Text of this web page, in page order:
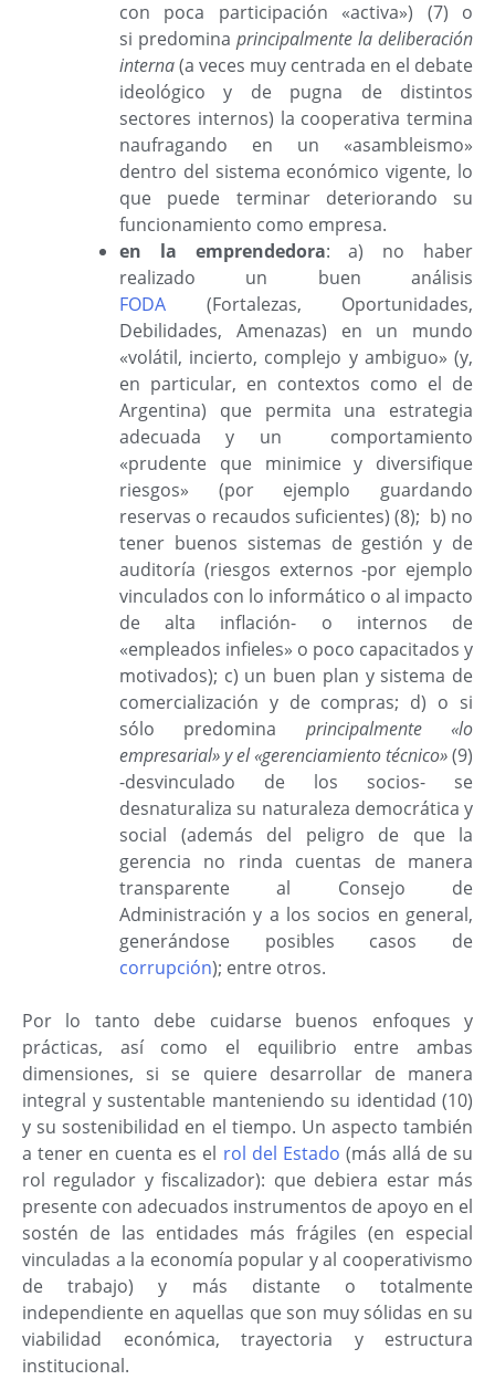
con poca participación «activa») (7) o
si predomina principalmente la deliberación
interna(a veces muy centrada en el debate
ideológico y de pugna de distintos
sectores internos) la cooperativa termina
naufragando en un «asambleismo»
dentro del sistema económico vigente, lo
que puede terminar deteriorando su
funcionamiento como empresa.
en la emprendedora: a) no haber
realizado un buen análisis
FODA (Fortalezas, Oportunidades,
Debilidades, Amenazas) en un mundo
«volátil, incierto, complejo y ambiguo» (y,
en particular, en contextos como el de
Argentina) que permita una estrategia
adecuada y un comportamiento
«prudente que minimice y diversifique
riesgos» (por ejemplo guardando
reservas o recaudos suficientes) (8); b) no
tener buenos sistemas de gestión y de
auditoría (riesgos externos -por ejemplo
vinculados con lo informático o al impacto
de alta inflación- o internos de
«empleados infieles» o poco capacitados y
motivados); c) un buen plan y sistema de
comercialización y de compras; d) o si
sólo predomina principalmente
«lo
empresarial» y el «gerenciamiento técnico»(9)
-desvinculado de los socios- se
desnaturaliza su naturaleza democrática y
social (además del peligro de que la
gerencia no rinda cuentas de manera
transparente al Consejo de
Administración y a los socios en general,
generándose posibles casos de
corrupción); entre otros.
Por lo tanto debe cuidarse buenos enfoques y
prácticas, así como el equilibrio entre ambas
dimensiones, si se quiere desarrollar de manera
integral y sustentable manteniendo su identidad (10)
y su sostenibilidad en el tiempo. Un aspecto también
a tener en cuenta es el rol del Estado (más allá de su
rol regulador y fiscalizador): que debiera estar más
presente con adecuados instrumentos de apoyo en el
sostén de las entidades más frágiles (en especial
vinculadas a la economía popular y al cooperativismo
de trabajo) y más distante o totalmente
independiente en aquellas que son muy sólidas en su
viabilidad económica, trayectoria y estructura
institucional.